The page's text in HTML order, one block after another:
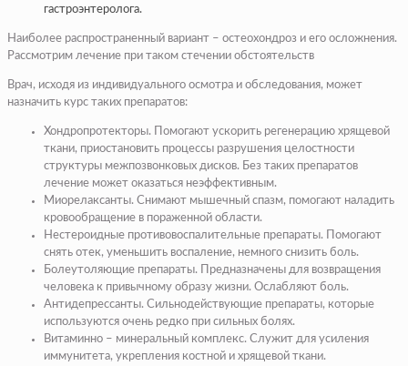
гастроэнтеролога.
Наиболее распространенный вариант – остеохондроз и его осложнения.
Рассмотрим лечение при таком стечении обстоятельств
Врач, исходя из индивидуального осмотра и обследования, может
назначить курс таких препаратов:
Хондропротекторы. Помогают ускорить регенерацию хрящевой
ткани, приостановить процессы разрушения целостности
структуры межпозвонковых дисков. Без таких препаратов
лечение может оказаться неэффективным.
Миорелаксанты. Снимают мышечный спазм, помогают наладить
кровообращение в пораженной области.
Нестероидные противовоспалительные препараты. Помогают
снять отек, уменьшить воспаление, немного снизить боль.
Болеутоляющие препараты. Предназначены для возвращения
человека к привычному образу жизни. Ослабляют боль.
Антидепрессанты. Сильнодействующие препараты, которые
используются очень редко при сильных болях.
Витаминно – минеральный комплекс. Служит для усиления
иммунитета, укрепления костной и хрящевой ткани.